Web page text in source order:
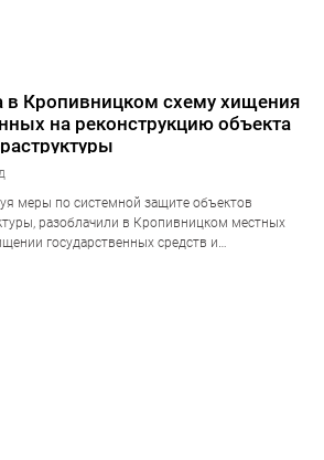
в Кропивницком схему хищения
на реконструкцию объекта
меры по системной защите объектов
разоблачили в Кропивницком местных
государственных средств и
центр коммуникации Службы